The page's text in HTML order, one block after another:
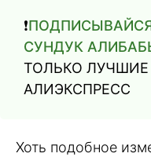
❗️
СУНДУК
ТОЛЬКО ЛУЧШИЕ
АЛИЭКСПРЕСС
Хоть подобное